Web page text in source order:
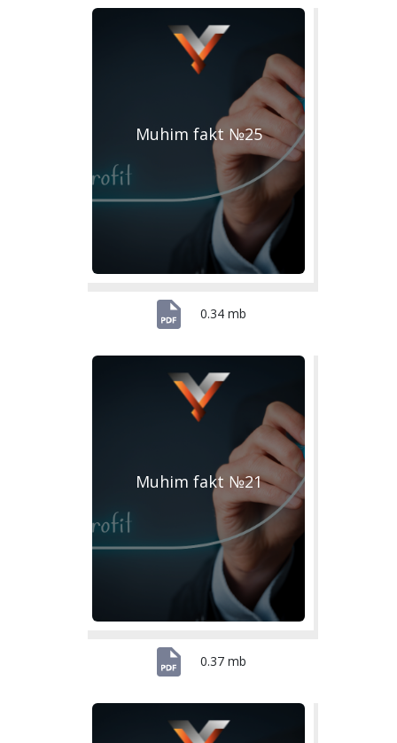
Muhim fakt №25
0.34 mb
Muhim fakt №21
0.37 mb